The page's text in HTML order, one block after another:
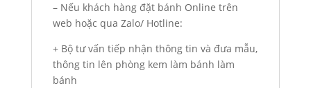
– Nếu khách hàng đặt bánh Online trên
web hoặc qua Zalo/ Hotline:
+ Bộ tư vấn tiếp nhận thông tin và đưa mẫu,
thông tin lên phòng kem làm bánh làm
bánh